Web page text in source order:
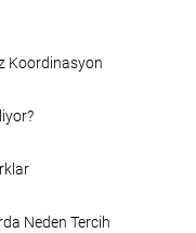
Koordinasyon
Neden Tercih